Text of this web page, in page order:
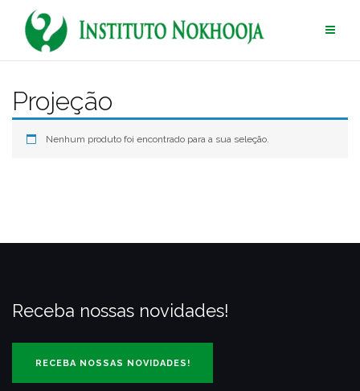
conteúdo
Projeção
Nenhum produto foi encontrado para a sua seleção.
Receba nossas novidades!